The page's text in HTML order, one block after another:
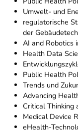
Umwelt- und
regulatorische
der
AI and Robotics
Health Data
Public Health
Trends und
Advancing
Critical Thinking
Medical Device
eHealth-